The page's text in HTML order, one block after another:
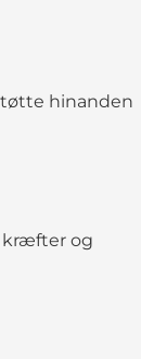
hinanden
kræfter og